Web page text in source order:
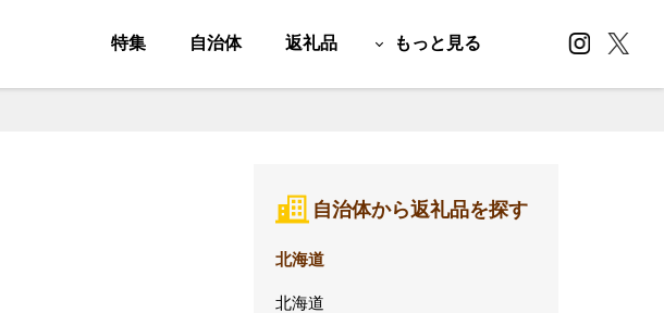
特集 自治体 返礼品 もっと見る
自治体から返礼品を探す
北海道
北海道